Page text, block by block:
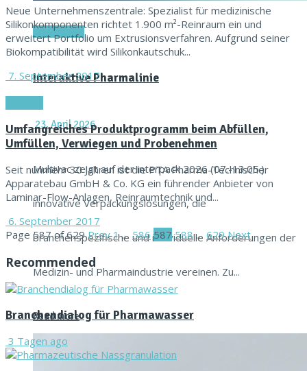
Titel-Thema
Interaktive Pharmalinie
23. April 2026
Multivac zeigt auf der interpack 2026 (07.-13.05.)
innovative Verpackungslösungen, die
branchenspezifische und individuelle Anforderungen der
Medizin- und Pharmaindustrie vereinen. Zu...
Read more
Neue Unternehmenszentrale: Spezialist für medizinische
Silikonkomponenten richtet 1.900 m²-Reinraum ein und
erweitert Portfolio um Extrusionsverfahren. Aufgrund seiner
Biokompatibilität wird Silikonkautschuk...
7. September 2017
Umfangreiches Produktprogramm beim Abfüllen,
Umfüllen, Verwiegen und Probenehmen
Seit nunmehr 30 Jahren ist die PTA Pharma-Technischer
Apparatebau GmbH & Co. KG ein führender Anbieter von
Laminar-Flow-Anlagen, Reinraumtechnik und...
6. September 2017
Page 587 of 629 Prev 1 … 586 587 588 … 629 Next
Recommended
Branchendialog für Pharmawasser
3 Tagen ago